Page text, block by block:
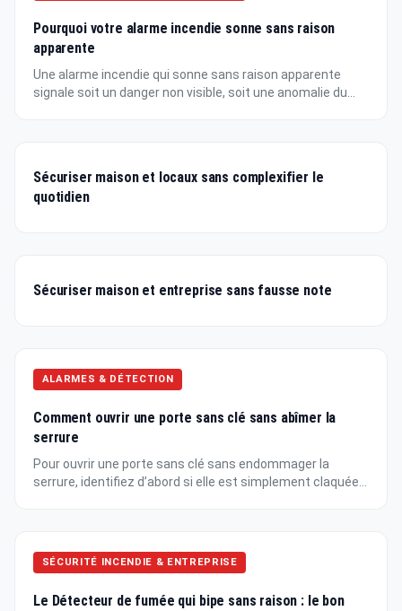
Pourquoi votre alarme incendie sonne sans raison
apparente
Une alarme incendie qui sonne sans raison apparente
signale soit un danger non visible, soit une anomalie du...
Sécuriser maison et locaux sans complexifier le
quotidien
Sécuriser maison et entreprise sans fausse note
ALARMES & DÉTECTION
Comment ouvrir une porte sans clé sans abîmer la
serrure
Pour ouvrir une porte sans clé sans endommager la
serrure, identifiez d’abord si elle est simplement claquée...
SÉCURITÉ INCENDIE & ENTREPRISE
Le Détecteur de fumée qui bipe sans raison : le bon